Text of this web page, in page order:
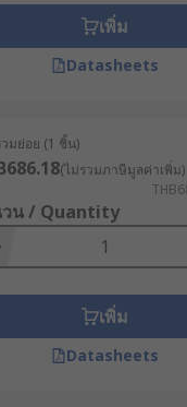
เพิ่ม
Datasheets
มย่อย (1 ชิ้น)
(ไม่รวมภาษีมูลค่าเพิ่ม)
วน / Quantity
เพิ่ม
Datasheets